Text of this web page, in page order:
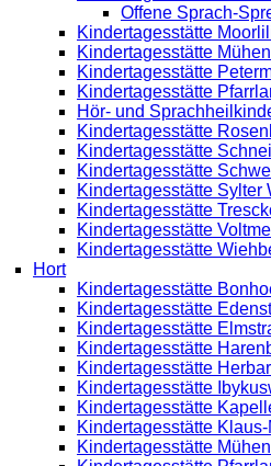
Offene Sprach-
Kindertagesstätte
Kindertagesstätte
Kindertagesstätte
Kindertagesstätte
Hör- und
Kindertagesstätte
Kindertagesstätte
Kindertagesstätte
Kindertagesstätte Sylter
Kindertagesstätte
Kindertagesstätte
Kindertagesstätte
Hort
Kindertagesstätte
Kindertagesstätte
Kindertagesstätte
Kindertagesstätte
Kindertagesstätte
Kindertagesstätte
Kindertagesstätte
Kindertagesstätte
Kindertagesstätte